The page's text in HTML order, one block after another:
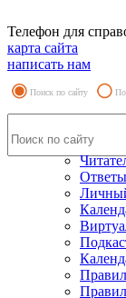
Телефон для
карта сайта
написать нам
Поиск по сайту